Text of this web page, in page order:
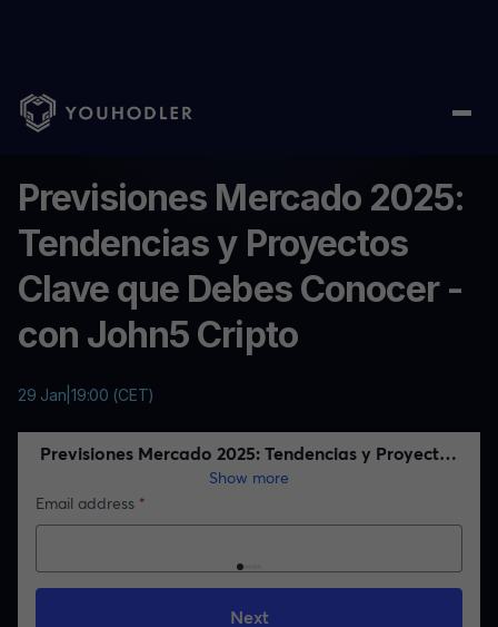
Home Webinar/Previsiones Mercado 2025: Tendencias y
Previsiones Mercado 2025:
Tendencias y Proyectos
Clave que Debes Conocer -
con John5 Cripto
29 Jan |19:00 (CET)